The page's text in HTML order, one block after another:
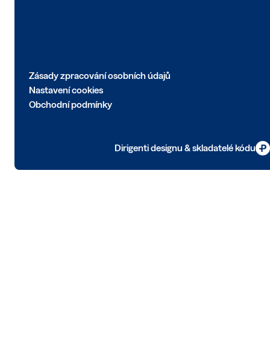
Zásady zpracování osobních údajů
Nastavení cookies
Obchodní podmínky
Dirigenti designu & skladatelé kódu